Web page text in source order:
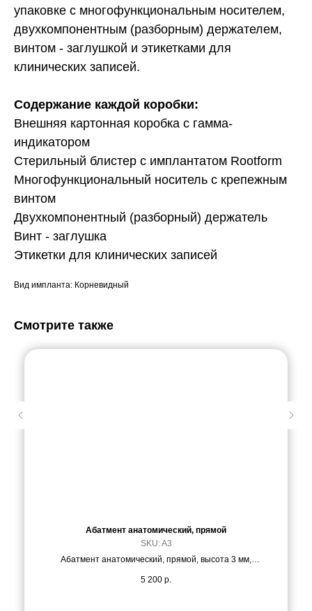
упаковке с многофункциональным носителем,
двухкомпонентным (разборным) держателем,
винтом - заглушкой и этикетками для
клинических записей.
Содержание каждой коробки:
Внешняя картонная коробка с гамма-
индикатором
Стерильный блистер с имплантатом Rootform
Многофункциональный носитель с крепежным
винтом
Двухкомпонентный (разборный) держатель
Винт - заглушка
Этикетки для клинических записей
Вид импланта: Корневидный
Смотрите также
Абатмент анатомический, прямой
SKU:A3
Абатмент анатомический, прямой, высота 3 мм,
5 200 р.